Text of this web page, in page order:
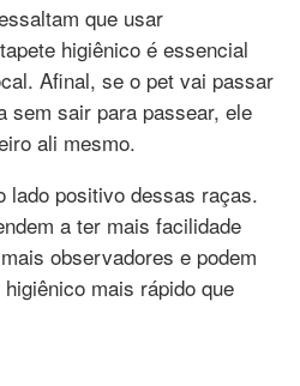
que usar
higiênico é essencial
Afinal, se o pet vai passar
sem sair para passear, ele
ali mesmo.
lado positivo dessas raças.
a ter mais facilidade
observadores e podem
mais rápido que